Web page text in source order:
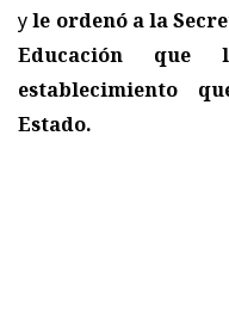
yle ordenó a la
Educación
establecimiento
Estado.